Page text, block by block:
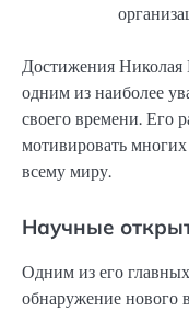
Достижения Николая
одним из наиболее
своего времени. Его
мотивировать
всему миру.
Научные
Одним из его
обнаружение нового